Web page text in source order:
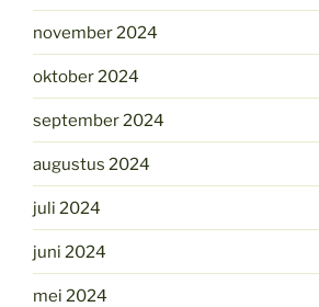
november 2024
oktober 2024
september 2024
augustus 2024
juli 2024
juni 2024
mei 2024